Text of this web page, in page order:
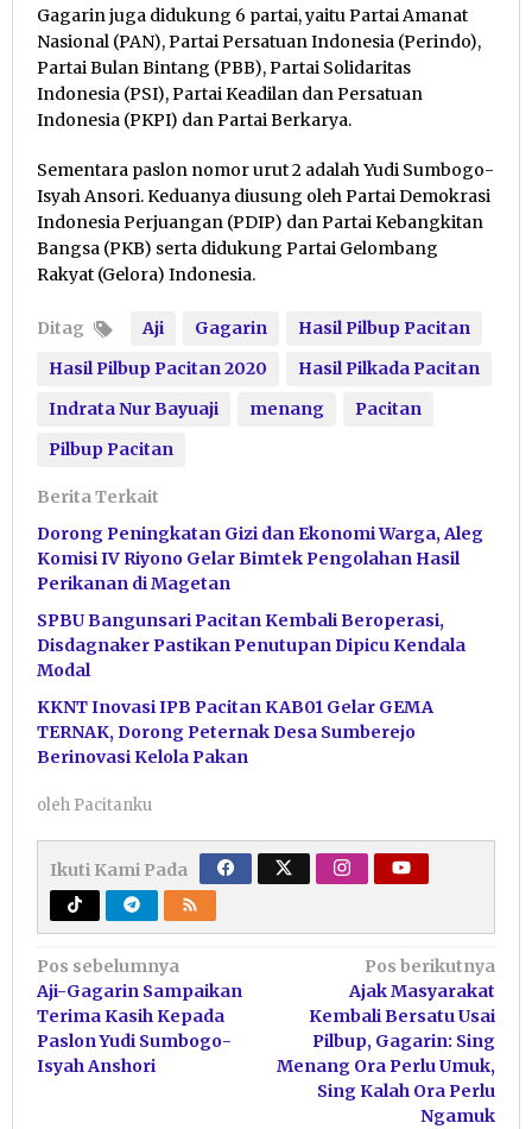
Gagarin juga didukung 6 partai, yaitu Partai Amanat
Nasional (PAN), Partai Persatuan Indonesia (Perindo),
Partai Bulan Bintang (PBB), Partai Solidaritas
Indonesia (PSI), Partai Keadilan dan Persatuan
Indonesia (PKPI) dan Partai Berkarya.
Sementara paslon nomor urut 2 adalah Yudi Sumbogo-
Isyah Ansori. Keduanya diusung oleh Partai Demokrasi
Indonesia Perjuangan (PDIP) dan Partai Kebangkitan
Bangsa (PKB) serta didukung Partai Gelombang
Rakyat (Gelora) Indonesia.
Ditag Aji Gagarin
Hasil Pilbup Pacitan
Hasil Pilbup Pacitan 2020
Hasil Pilkada Pacitan
Indrata Nur Bayuaji
menang
Pacitan
Pilbup Pacitan
Berita Terkait
Dorong Peningkatan Gizi dan Ekonomi Warga, Aleg
Komisi IV Riyono Gelar Bimtek Pengolahan Hasil
Perikanan di Magetan
SPBU Bangunsari Pacitan Kembali Beroperasi,
Disdagnaker Pastikan Penutupan Dipicu Kendala
Modal
KKNT Inovasi IPB Pacitan KAB01 Gelar GEMA
TERNAK, Dorong Peternak Desa Sumberejo
Berinovasi Kelola Pakan
oleh Pacitanku
Ikuti Kami Pada
Navigasi
pos
Pos sebelumnya
Aji-Gagarin Sampaikan
Terima Kasih Kepada
Paslon Yudi Sumbogo-
Isyah Anshori
Pos berikutnya
Ajak Masyarakat
Kembali Bersatu Usai
Pilbup, Gagarin: Sing
Menang Ora Perlu Umuk,
Sing Kalah Ora Perlu
Ngamuk